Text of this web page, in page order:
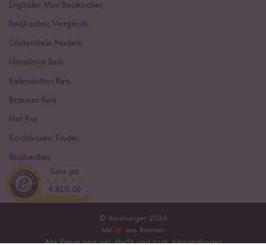
Digitaler Mini Reiskocher
Reiskocher Vergleich
Glutenfreie Nudeln
Himalaya Reis
Italienischer Reis
Brauner Reis
Hot Pot
Kochboxen Finder
Reisbecher
Sushi Einsteiger Box
© Reishunger 2026
Mit
aus Bremen
¹Alle Preise sind inkl. MwSt. und zzgl.Versandkosten.
Sehr gut
4.81/5.00